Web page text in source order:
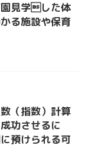
見学した体
る施設や保育
（指数）計算
功させるに
預けられる可